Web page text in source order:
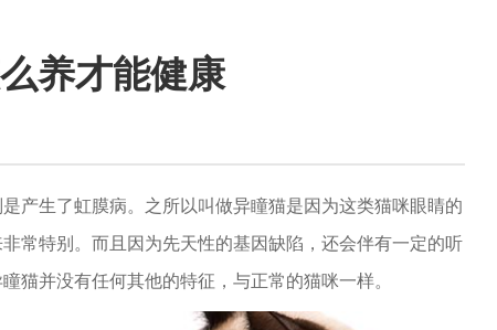
养才能健康
生了虹膜病。之所以叫做异瞳猫是因为这类猫咪眼睛的
常特别。而且因为先天性的基因缺陷，还会伴有一定的听
猫并没有任何其他的特征，与正常的猫咪一样。